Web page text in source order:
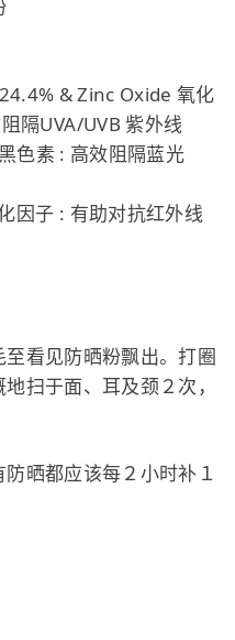
& Zinc Oxide 氧化
隔UVA/UVB 紫外线
色素 : 高效阻隔蓝光
因子 : 有助对抗红外线
看见防晒粉飘出。打圈
扫于面、耳及颈２次，
晒都应该每２小时补１